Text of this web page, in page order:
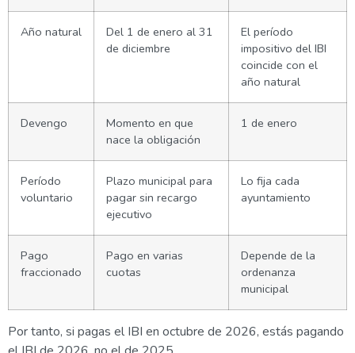
Año natural
Del 1 de enero al 31
de diciembre
El período
impositivo del IBI
coincide con el
año natural
Devengo
Momento en que
nace la obligación
1 de enero
Período
voluntario
Plazo municipal para
pagar sin recargo
ejecutivo
Lo fija cada
ayuntamiento
Pago
fraccionado
Pago en varias
cuotas
Depende de la
ordenanza
municipal
Por tanto, si pagas el IBI en octubre de 2026, estás pagando